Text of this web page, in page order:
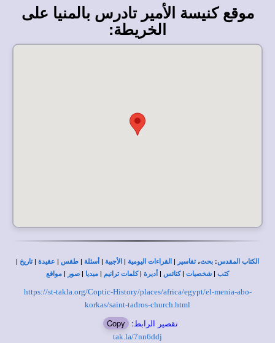
موقع كنيسة الأمير تادرس بالمنيا على
الخريطة:
الكتاب المقدس: بحث،تفاسير | القراءات اليومية | الأجبية | أسئلة | طقس | عقيدة |تاريخ |
كتب | شخصيات |كنائس | أديرة |كلمات ترانيم | ميديا | صور | مواقع
https://st-takla.org/Coptic-History/places/africa/egypt/el-menia-abo-
korkas/saint-tadros-church.html
تقصير الرابط: Copy
tak.la/7nn6ddj